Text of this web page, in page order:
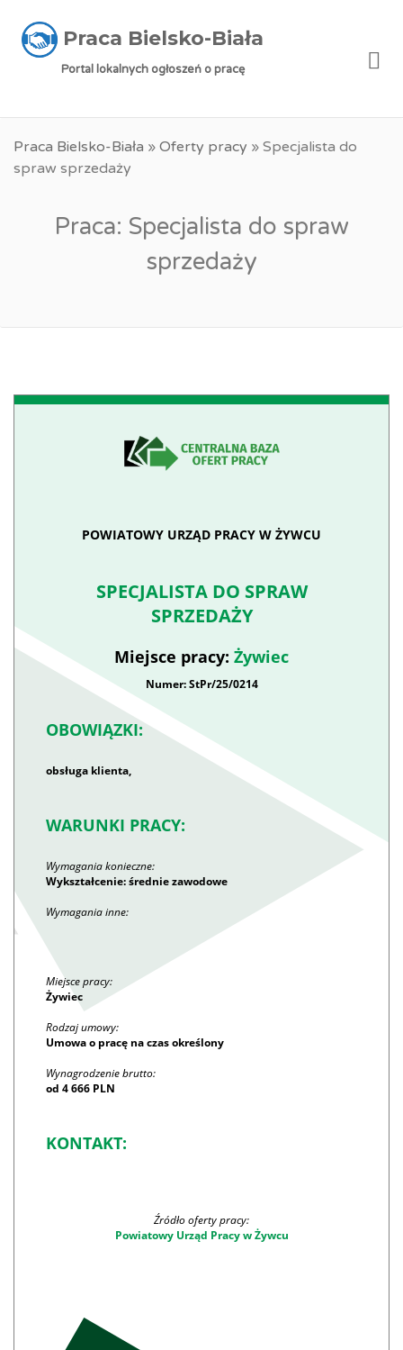
Praca Bielsko-Biała
Portal lokalnych ogłoszeń o pracę
Praca Bielsko-Biała » Oferty pracy » Specjalista do
spraw sprzedaży
Praca: Specjalista do spraw
sprzedaży
POWIATOWY URZĄD PRACY W ŻYWCU
SPECJALISTA DO SPRAW
SPRZEDAŻY
Miejsce pracy: Żywiec
Numer: StPr/25/0214
OBOWIĄZKI:
obsługa klienta,
WARUNKI PRACY:
Wymagania konieczne:
Wykształcenie: średnie zawodowe
Wymagania inne:
Miejsce pracy:
Żywiec
Rodzaj umowy:
Umowa o pracę na czas określony
Wynagrodzenie brutto:
od 4 666 PLN
KONTAKT:
Źródło oferty pracy:
Powiatowy Urząd Pracy w Żywcu